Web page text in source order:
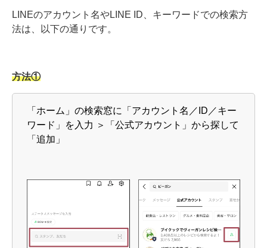
LINEのアカウント名やLINE ID、キーワードでの検索方
法は、以下の通りです。
方法①
「ホーム」の検索窓に「アカウント名／ID／キー
ワード」を入力 ＞「公式アカウント」から探して
「追加」